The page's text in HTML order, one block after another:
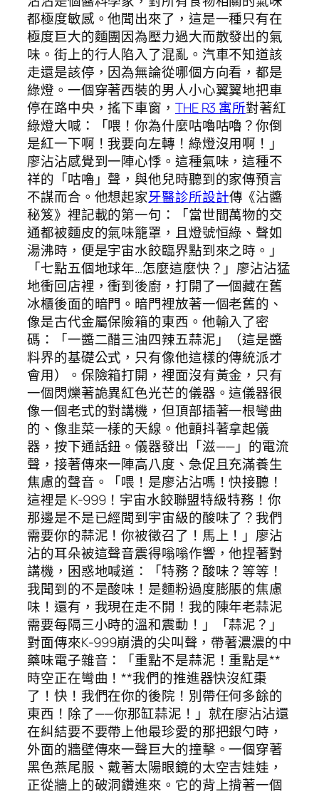
都極度敏感。他聞出來了，這是一種只有在
極度巨大的麵團因為壓力過大而散發出的氣
味。街上的行人陷入了混亂。汽車不知道該
走還是該停，因為無論從哪個方向看，都是
綠燈。一個穿著西裝的男人小心翼翼地把車
停在路中央，搖下車窗， THE R3 寓所對著紅
綠燈大喊：「喂！你為什麼咕嚕咕嚕？你倒
是紅一下啊！我要向左轉！綠燈沒用啊！」
廖沾沾感覺到一陣心悸。這種氣味，這種不
祥的「咕嚕」聲，與他兒時聽到的家傳預言
不謀而合。他想起家牙醫診所設計傳《沾醬
秘笈》裡記載的第一句：「當世間萬物的交
通都被麵皮的氣味籠罩，且燈號恒綠、聲如
湯沸時，便是宇宙水餃臨界點到來之時。」
「七點五個地球年…怎麼這麼快？」廖沾沾猛
地衝回店裡，衝到後廚，打開了一個藏在舊
冰櫃後面的暗門。暗門裡放著一個老舊的、
像是古代金屬保險箱的東西。他輸入了密
碼：「一醬二醋三油四辣五蒜泥」（這是醬
料界的基礎公式，只有像他這樣的傳統派才
會用）。保險箱打開，裡面沒有黃金，只有
一個閃爍著詭異紅色光芒的儀器。這儀器很
像一個老式的對講機，但頂部插著一根彎曲
的、像韭菜一樣的天線。他顫抖著拿起儀
器，按下通話鈕。儀器發出「滋——」的電流
聲，接著傳來一陣高八度、急促且充滿養生
焦慮的聲音。「喂！是廖沾沾嗎！快接聽！
這裡是 K-999！宇宙水餃聯盟特級特務！你
那邊是不是已經聞到宇宙級的酸味了？我們
需要你的蒜泥！你被徵召了！馬上！」廖沾
沾的耳朵被這聲音震得嗡嗡作響，他捏著對
講機，困惑地喊道：「特務？酸味？等等！
我聞到的不是酸味！是麵粉過度膨脹的焦慮
味！還有，我現在走不開！我的陳年老蒜泥
需要每隔三小時的溫和震動！」「蒜泥？」
對面傳來K-999崩潰的尖叫聲，帶著濃濃的中
藥味電子雜音：「重點不是蒜泥！重點是**
時空正在彎曲！**我們的推進器快沒紅棗
了！快！我們在你的後院！別帶任何多餘的
東西！除了——你那缸蒜泥！」就在廖沾沾還
在糾結要不要帶上他最珍愛的那把銀勺時，
外面的牆壁傳來一聲巨大的撞擊。一個穿著
黑色燕尾服、戴著太陽眼鏡的太空吉娃娃，
正從牆上的破洞鑽進來。它的背上揹著一個